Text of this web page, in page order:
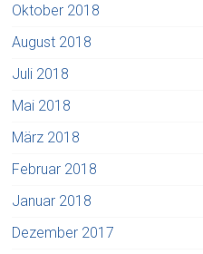
Oktober 2018
August 2018
Juli 2018
Mai 2018
März 2018
Februar 2018
Januar 2018
Dezember 2017